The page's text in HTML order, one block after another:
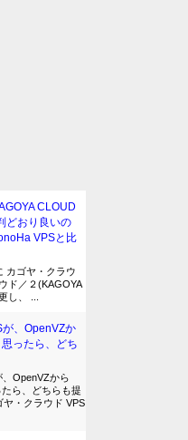
CLOUD
どおり良いの
VPSと比
カゴヤ・クラウ
ド／２(KAGOYA
し、 ...
、OpenVZか
ったら、どち
OpenVZから
ら、どちらも提
・クラウド VPS